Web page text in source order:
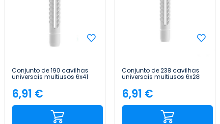
Conjunto de 190 cavilhas
universais multiusos 6x41
Preço
6,91 €
Conjunto de 238 cavilhas
universais multiusos 6x28
Preço
6,91 €